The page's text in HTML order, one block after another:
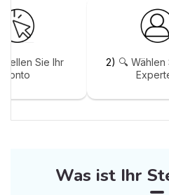
Sie Ihr
Konto
2) 🔍 Wählen
Was ist Ihr